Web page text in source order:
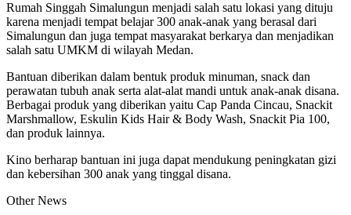
Rumah Singgah Simalungun menjadi salah satu lokasi yang dituju
karena menjadi tempat belajar 300 anak-anak yang berasal dari
Simalungun dan juga tempat masyarakat berkarya dan menjadikan
salah satu UMKM di wilayah Medan.
Bantuan diberikan dalam bentuk produk minuman, snack dan
perawatan tubuh anak serta alat-alat mandi untuk anak-anak disana.
Berbagai produk yang diberikan yaitu Cap Panda Cincau, Snackit
Marshmallow, Eskulin Kids Hair & Body Wash, Snackit Pia 100,
dan produk lainnya.
Kino berharap bantuan ini juga dapat mendukung peningkatan gizi
dan kebersihan 300 anak yang tinggal disana.
Other News